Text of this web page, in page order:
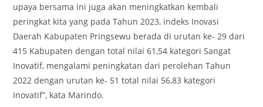
upaya bersama ini juga akan meningkatkan kembali
peringkat kita yang pada Tahun 2023, indeks Inovasi
Daerah Kabupaten Pringsewu berada di urutan ke- 29 dari
415 Kabupaten dengan total nilai 61,54 kategori Sangat
Inovatif, mengalami peningkatan dari perolehan Tahun
2022 dengan urutan ke- 51 total nilai 56,83 kategori
Inovatif”, kata Marindo.